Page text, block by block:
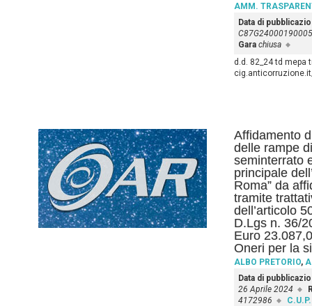
AMM.
Data di
C87G24000190005
Gara chiusa
d.d. 82_24 td
Affidamento
delle rampe
seminterrato
principale
Roma” da
tramite
dell’articolo
D.Lgs n. 36/
Euro
Oneri per la
ALBO PRETORIO,
Data di
26 Aprile 2024
4172986
C.U.P.